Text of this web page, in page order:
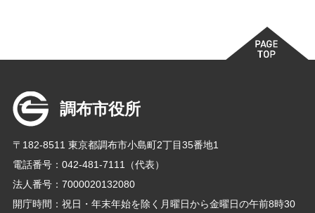
調布市役所
〒182-8511 東京都調布市小島町2丁目35番地1
電話番号：042-481-7111（代表）
法人番号：7000020132080
開庁時間：祝日・年末年始を除く月曜日から金曜日の午前8時30